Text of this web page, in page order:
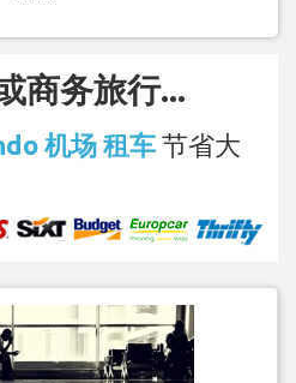
商务旅行...
机场 租车节省大